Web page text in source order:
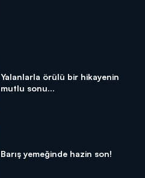
Yalanlarla örülü bir hikayenin
mutlu sonu...
Barış yemeğinde hazin son!